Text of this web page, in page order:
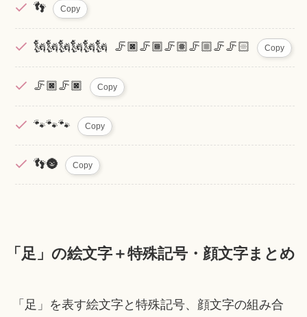
👣 Copy
🗽🗽🗽🗽🗽🗽 🦵🏿🦵🏾🦵🏽🦵🏼🦵🦵🏻 Copy
🦵🏿🦵🏿 Copy
🐾🐾🐾 Copy
👣🌚 Copy
「足」の絵文字＋特殊記号・顔文字まとめ
「足」を表す絵文字と特殊記号、顔文字の組み合